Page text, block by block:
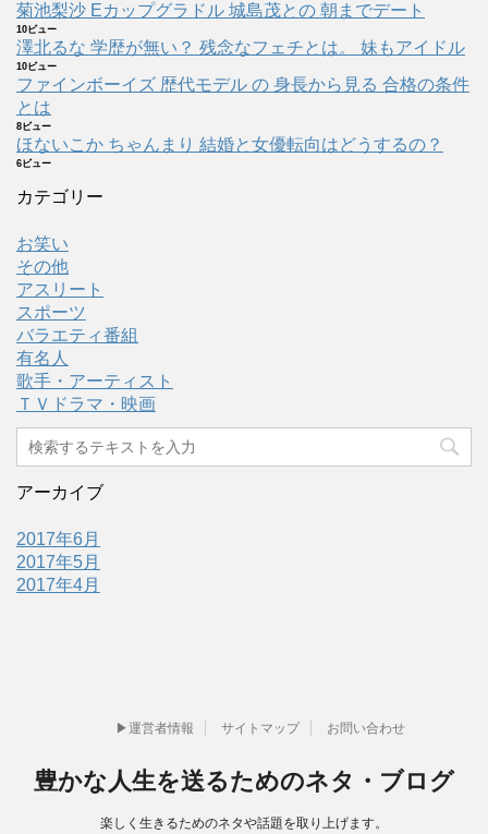
菊池梨沙 Eカップグラドル 城島茂との 朝までデート
10ビュー
澤北るな 学歴が無い？ 残念なフェチとは。 妹もアイドル
10ビュー
ファインボーイズ 歴代モデル の 身長から見る 合格の条件
とは
8ビュー
ほないこか ちゃんまり 結婚と女優転向はどうするの？
6ビュー
カテゴリー
お笑い
その他
アスリート
スポーツ
バラエティ番組
有名人
歌手・アーティスト
ＴＶドラマ・映画
アーカイブ
2017年6月
2017年5月
2017年4月
▶運営者情報 サイトマップ お問い合わせ
豊かな人生を送るためのネタ・ブログ
楽しく生きるためのネタや話題を取り上げます。